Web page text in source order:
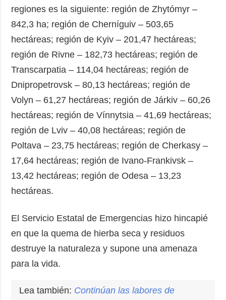
regiones es la siguiente: región de Zhytómyr –
842,3 ha; región de Cherníguiv – 503,65
hectáreas; región de Kyiv – 201,47 hectáreas;
región de Rivne – 182,73 hectáreas; región de
Transcarpatia – 114,04 hectáreas; región de
Dnipropetrovsk – 80,13 hectáreas; región de
Volyn – 61,27 hectáreas; región de Járkiv – 60,26
hectáreas; región de Vínnytsia – 41,69 hectáreas;
región de Lviv – 40,08 hectáreas; región de
Poltava – 23,75 hectáreas; región de Cherkasy –
17,64 hectáreas; región de Ivano-Frankivsk –
13,42 hectáreas; región de Odesa – 13,23
hectáreas.
El Servicio Estatal de Emergencias hizo hincapié
en que la quema de hierba seca y residuos
destruye la naturaleza y supone una amenaza
para la vida.
Lea también: Continúan las labores de